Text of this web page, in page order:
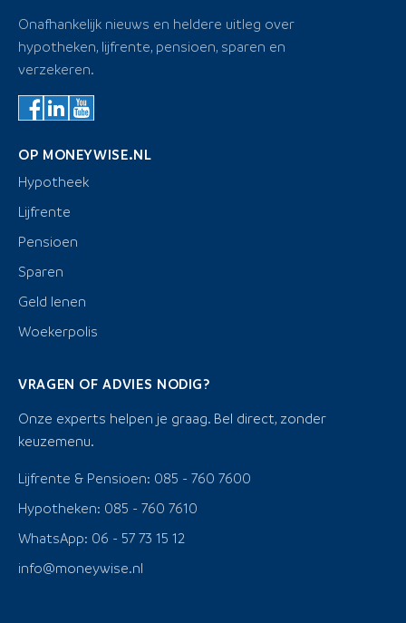
Onafhankelijk nieuws en heldere uitleg over
hypotheken, lijfrente, pensioen, sparen en
verzekeren.
OP MONEYWISE.NL
Hypotheek
Lijfrente
Pensioen
Sparen
Geld lenen
Woekerpolis
VRAGEN OF ADVIES NODIG?
Onze experts helpen je graag. Bel direct, zonder
keuzemenu.
Lijfrente & Pensioen: 085 - 760 7600
Hypotheken: 085 - 760 7610
WhatsApp: 06 - 57 73 15 12
info@moneywise.nl